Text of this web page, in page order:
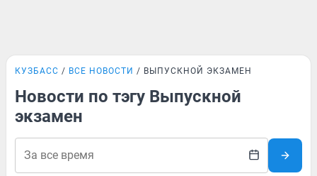
КУЗБАСС ВСЕ НОВОСТИ ВЫПУСКНОЙ ЭКЗАМЕН
Новости по тэгу Выпускной
экзамен